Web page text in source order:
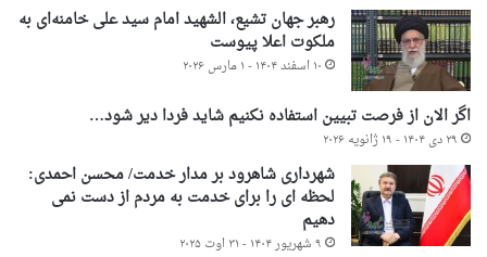
رهبر جهان تشیع، الشهید امام سید علی خامنه‌ای به
ملکوت اعلا پیوست
۱۰ اسفند ۱۴۰۴ - ۱ مارس ۲۰۲۶
اگر الان از فرصت تبیین استفاده نکنیم شاید فردا دیر شود…
۲۹ دی ۱۴۰۴ - ۱۹ ژانویه ۲۰۲۶
شهرداری شاهرود بر مدار خدمت/ محسن احمدی:
لحظه ای را برای خدمت به مردم از دست نمی
دهیم
۹ شهریور ۱۴۰۴ - ۳۱ اوت ۲۰۲۵